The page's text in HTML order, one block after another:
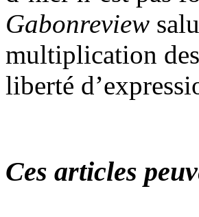
Gabonreview
multiplication
liberté
Ces articles